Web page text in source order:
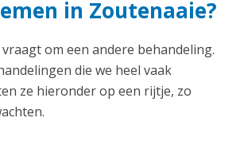
in Zoutenaaie?
om een andere behandeling.
die we heel vaak
ze hieronder op een rijtje, zo